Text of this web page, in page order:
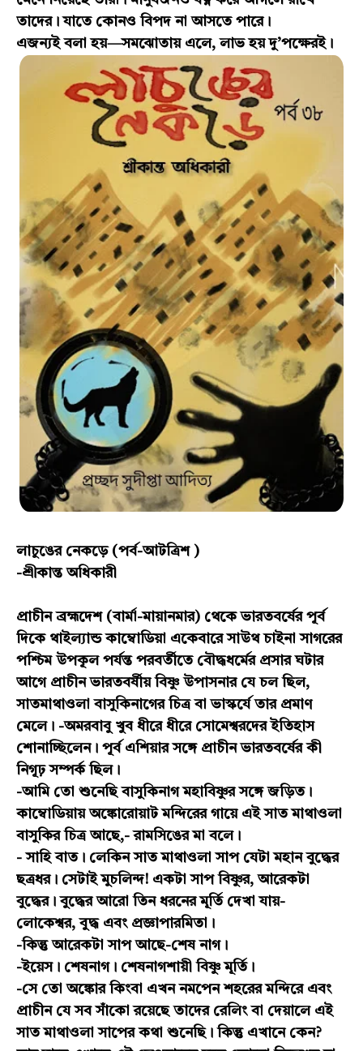
তাদের। যাতে কোনও বিপদ না আসতে পারে।
এজন্যই বলা হয়—সমঝোতায় এলে, লাভ হয় দু’পক্ষেরই।
লাচুঙের নেকড়ে (পর্ব-আটত্রিশ )
-শ্রীকান্ত অধিকারী
প্রাচীন ব্রহ্মদেশ (বার্মা-মায়ানমার) থেকে ভারতবর্ষের পূর্ব
দিকে থাইল্যান্ড কাম্বোডিয়া একেবারে সাউথ চাইনা সাগরের
পশ্চিম উপকূল পর্যন্ত পরবর্তীতে বৌদ্ধধর্মের প্রসার ঘটার
আগে প্রাচীন ভারতবর্ষীয় বিষ্ণু উপাসনার যে চল ছিল,
সাতমাথাওলা বাসুকিনাগের চিত্র বা ভাস্কর্যে তার প্রমাণ
মেলে। -অমরবাবু খুব ধীরে ধীরে সোমেশ্বরদের ইতিহাস
শোনাচ্ছিলেন। পূর্ব এশিয়ার সঙ্গে প্রাচীন ভারতবর্ষের কী
নিগূঢ় সম্পর্ক ছিল।
-আমি তো শুনেছি বাসুকিনাগ মহাবিষ্ণুর সঙ্গে জড়িত।
কাম্বোডিয়ায় অঙ্কোরোয়াট মন্দিরের গায়ে এই সাত মাথাওলা
বাসুকির চিত্র আছে,- রামসিঙের মা বলে।
- সাহি বাত। লেকিন সাত মাথাওলা সাপ যেটা মহান বুদ্ধের
ছত্রধর। সেটাই মুচলিন্দ! একটা সাপ বিষ্ণুর, আরেকটা
বুদ্ধের। বুদ্ধের আরো তিন ধরনের মূর্তি দেখা যায়-
লোকেশ্বর, বুদ্ধ এবং প্রজ্ঞাপারমিতা।
-কিন্তু আরেকটা সাপ আছে-শেষ নাগ।
-ইয়েস। শেষনাগ। শেষনাগশায়ী বিষ্ণু মূর্তি।
-সে তো অঙ্কোর কিংবা এখন নমপেন শহরের মন্দিরে এবং
প্রাচীন যে সব সাঁকো রয়েছে তাদের রেলিং বা দেয়ালে এই
সাত মাথাওলা সাপের কথা শুনেছি। কিন্তু এখানে কেন?